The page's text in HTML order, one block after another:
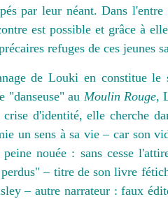
par leur néant. Dans
est possible et grâce à
refuges de ces jeunes
de Louki en constitue
"danseuse" au Moulin Rouge,
d'identité, elle cherche
un sens à sa vie – car son
nouée : sans cesse
– titre de son livre
– autre narrateur : faux